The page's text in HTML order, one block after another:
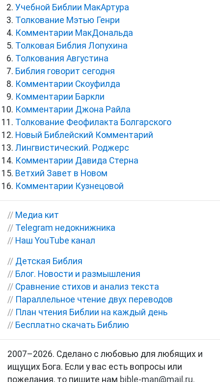
Учебной Библии МакАртура
Толкование Мэтью Генри
Комментарии МакДональда
Толковая Библия Лопухина
Толкования Августина
Библия говорит сегодня
Комментарии Скоуфилда
Комментарии Баркли
Комментарии Джона Райла
Толкование Феофилакта Болгарского
Новый Библейский Комментарий
Лингвистический. Роджерс
Комментарии Давида Стерна
Ветхий Завет в Новом
Комментарии Кузнецовой
// Медиа кит
// Telegram недокнижника
// Наш YouTube канал
// Детская Библия
// Блог. Новости и размышления
// Сравнение стихов и анализ текста
// Параллельное чтение двух переводов
// План чтения Библии на каждый день
// Бесплатно скачать Библию
2007–2026. Сделано с любовью для любящих и
ищущих Бога. Если у вас есть вопросы или
пожелания, то пишите нам bible-man@mail.ru.